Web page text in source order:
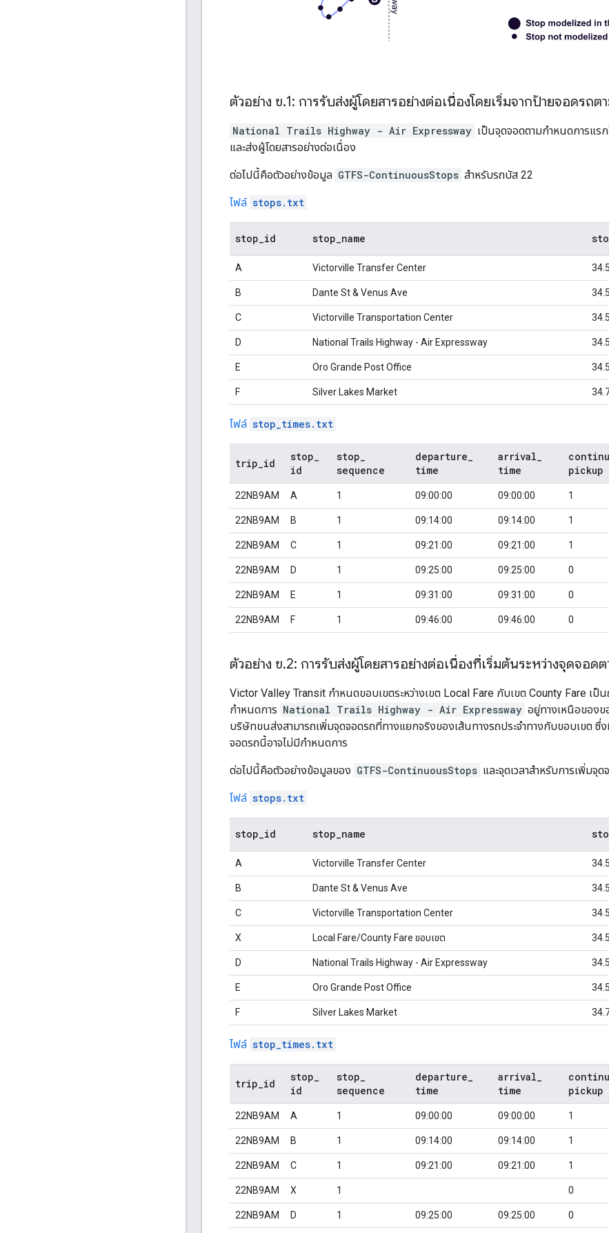
ตัวอย่าง ข.1: การรับส่งผู้โดยสารอย่างต่อเนื่องโดยเริ่มจากป้ายจอดรถต
National Trails Highway - Air Expressway เป็นจุดจอดตามกำหนดการแร
และส่งผู้โดยสารอย่างต่อเนื่อง
ต่อไปนี้คือตัวอย่างข้อมูล GTFS-ContinuousStops สำหรับรถบัส 22
ไฟล์ stops.txt
stop id stop name
A Victorville Transfer Center
B Dante St & Venus Ave
C Victorville Transportation Center
D National Trails Highway - Air Expressway
E Oro Grande Post Office
F Silver Lakes Market
ไฟล์ stop_times.txt
trip id
stop
id
stop
sequence
departure
time
arrival
time
pickup
22NB9AM A 1 09:00:00 09:00:00 1
22NB9AM B 1 09:14:00 09:14:00 1
22NB9AM C 1 09:21:00 09:21:00 1
22NB9AM D 1 09:25:00 09:25:00 0
22NB9AM E 1 09:31:00 09:31:00 0
22NB9AM F 1 09:46:00 09:46:00 0
ตัวอย่าง ข.2: การรับส่งผู้โดยสารอย่างต่อเนื่องที่เริ่มต้นระหว่างจุดจอด
Victor Valley Transit กําหนดขอบเขตระหว่างเขต Local Fare กับเขต County Fare เป็
กำหนดการ National Trails Highway - Air Expressway อยู่ทางเหนือของ
บริษัทขนส่งสามารถเพิ่มจุดจอดรถที่ทางแยกจริงของเส้นทางรถประจำทางกับขอบเขต ซึ่
จอดรถนี้อาจไม่มีกำหนดการ
ต่อไปนี้คือตัวอย่างข้อมูลของ GTFS-ContinuousStops และจุดเวลาสําหรับการเพิ่มจุ
ไฟล์ stops.txt
stop id stop name
A Victorville Transfer Center
B Dante St & Venus Ave
C Victorville Transportation Center
X Local Fare/County Fare ขอบเขต
D National Trails Highway - Air Expressway
E Oro Grande Post Office
F Silver Lakes Market
ไฟล์ stop_times.txt
trip id
stop
id
stop
sequence
departure
time
arrival
time
pickup
22NB9AM A 1 09:00:00 09:00:00 1
22NB9AM B 1 09:14:00 09:14:00 1
22NB9AM C 1 09:21:00 09:21:00 1
22NB9AM X 1 0
22NB9AM D 1 09:25:00 09:25:00 0